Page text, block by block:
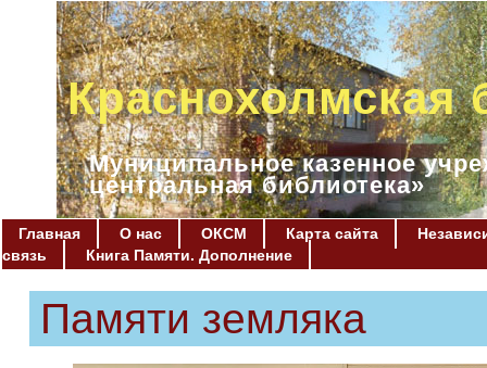
Краснохолмская
Муниципальное казенное
центральная библиотека»
Главная О нас ОКСМ Карта сайта
связь
Книга Памяти. Дополнение
Памяти земляка